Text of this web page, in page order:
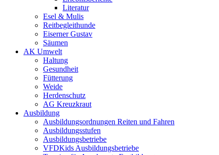
Literatur
Esel & Mulis
Reitbegleithunde
Eiserner Gustav
Säumen
AK Umwelt
Haltung
Gesundheit
Fütterung
Weide
Herdenschutz
AG Kreuzkraut
Ausbildung
Ausbildungsordnungen Reiten und Fahren
Ausbildungsstufen
Ausbildungsbetriebe
VFDKids Ausbildungsbetriebe